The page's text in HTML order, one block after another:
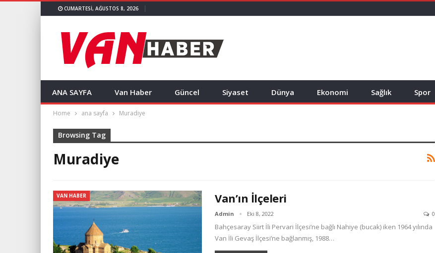
CUMARTESI, AĞUSTOS 8, 2026
ANA SAYFA Van Haber Güncel Siyaset Dünya Ekonomi Sağlık Spor
Home ana sayfa Muradiye
Browsing Tag
Muradiye
VAN HABER Van’ın İlçeleri
Admin Eki 8, 2022 0
Bahçesaray Siirt İli Pervari İlçesi’ne bağlı Nahiye (bucak) iken 1964 yılında
Van İli Gevaş İlçesi’ne bağlanmış, 1988…